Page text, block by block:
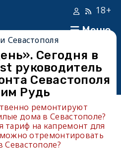
Меню
18+
Севастополя
Сегодня в
руководитель
Севастополя
Рудь
ремонтируют
дома в Севастополе?
тариф на капремонт для
отремонтировать
Севастополе?